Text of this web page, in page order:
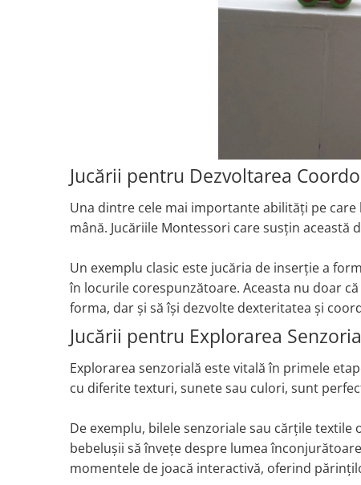
Jucării pentru Dezvoltarea
Una dintre cele mai importante abilități pe
mână. Jucăriile Montessori care susțin
Un exemplu clasic este jucăria de inserție a
în locurile corespunzătoare. Aceasta nu doar
forma, dar și să își dezvolte dexteritatea și
Jucării pentru Explorarea
Explorarea senzorială este vitală în primele
cu diferite texturi, sunete sau culori, sunt
De exemplu, bilele senzoriale sau cărțile
bebelușii să învețe despre lumea
momentele de joacă interactivă, oferind